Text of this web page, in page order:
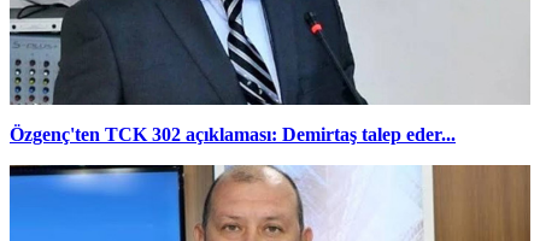
Özgenç'ten TCK 302 açıklaması: Demirtaş talep eder...